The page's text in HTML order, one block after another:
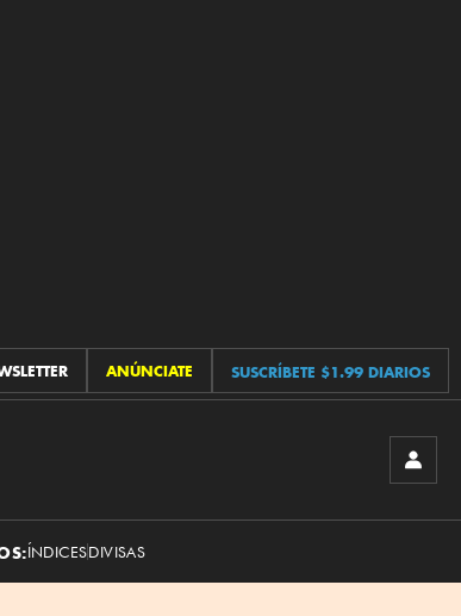
ANÚNCIATE SUSCRÍBETE $1.99 DIARIOS
ÍNDICESDIVISAS